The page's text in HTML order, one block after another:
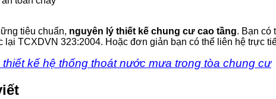
tiêu chuẩn, nguyên lý thiết kế chung cư cao tầng. Bạn có
lại TCXDVN 323:2004. Hoặc đơn giản bạn có thể liên hệ trực
kế hệ thống thoát nước mưa trong tòa chung cư